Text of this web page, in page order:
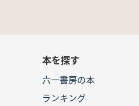
本を探す
六一書房の本
ランキング